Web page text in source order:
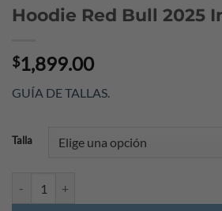
Hoodie Red Bull 2025
$1,899.00
GUÍA DE TALLAS.
Talla